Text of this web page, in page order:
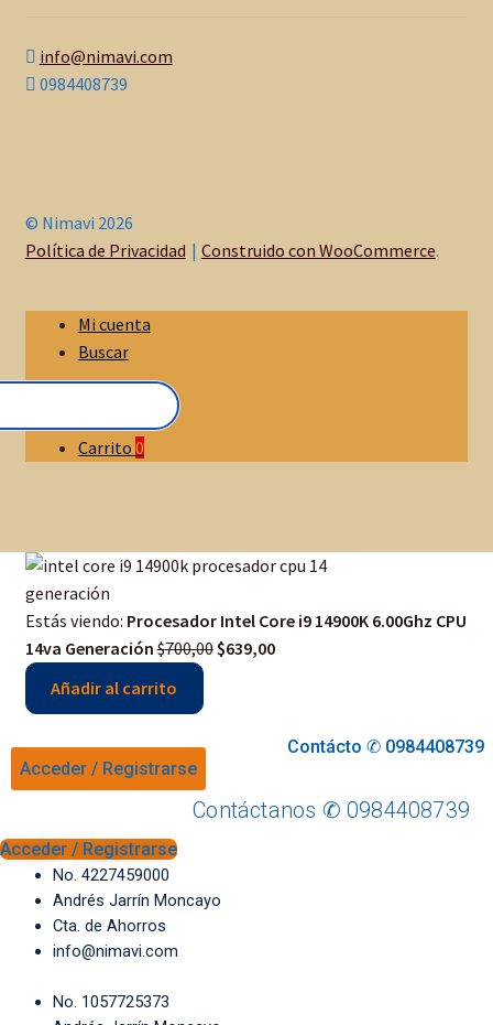
info@nimavi.com
0984408739
© Nimavi 2026
Política de Privacidad
Construido con WooCommerce.
Mi cuenta
Buscar
Carrito 0
Estás viendo: Procesador Intel Core i9 14900K 6.00Ghz CPU
14va Generación$700,00 Original
$639,00Current
Añadir al carrito
Contácto ✆ 0984408739
Acceder / Registrarse
Contáctanos ✆ 0984408739
Acceder / Registrarse
No. 4227459000
Andrés Jarrín Moncayo
Cta. de Ahorros
info@nimavi.com
No. 1057725373